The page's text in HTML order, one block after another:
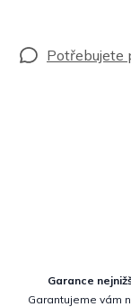
Garance
Garantujeme vám